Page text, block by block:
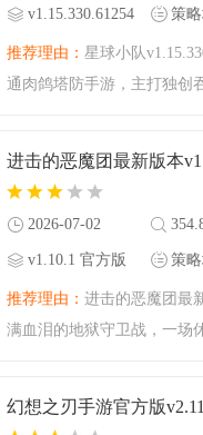
v1.15.330.61254
草手游
策
推荐理由： 星球小队
通肉鸽塔防手游，主打独创
量算法卡牌自由搭配流派
进击的恶魔团最新版本
2026-07-02
v1.10.1 官方版 策
推荐理由： 进击的恶魔团最
满血泪的地狱守卫战，一场
人前进一步。现在开始，
幻想之刃手游官方版